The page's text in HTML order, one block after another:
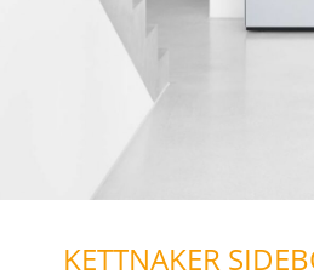
KETTNAKER